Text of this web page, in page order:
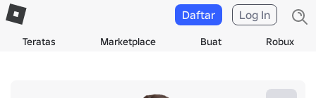
Teratas Marketplace Buat Robux
Daftar Log In